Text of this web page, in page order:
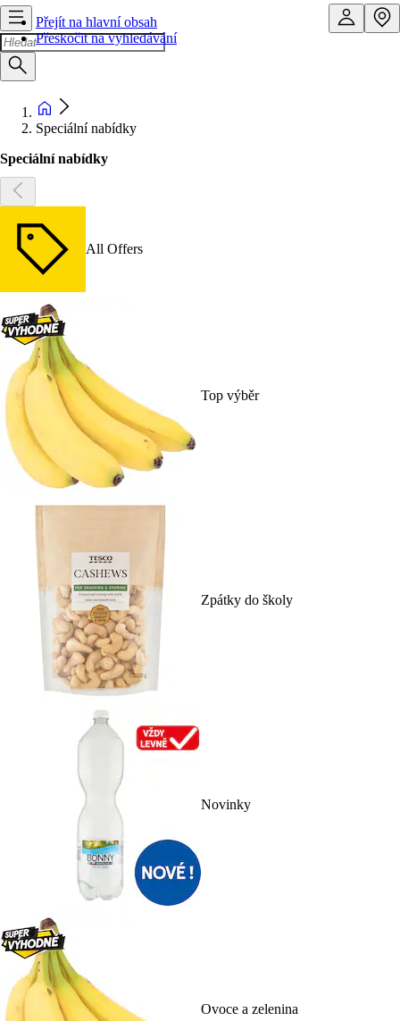
Přejít na hlavní obsah
Přeskočit na vyhledávání
Speciální nabídky
Speciální nabídky
All Offers
Top výběr
Zpátky do školy
Novinky
Ovoce a zelenina